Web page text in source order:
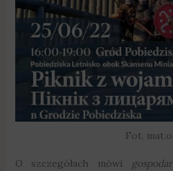
Fot.
O szczegółach mówi